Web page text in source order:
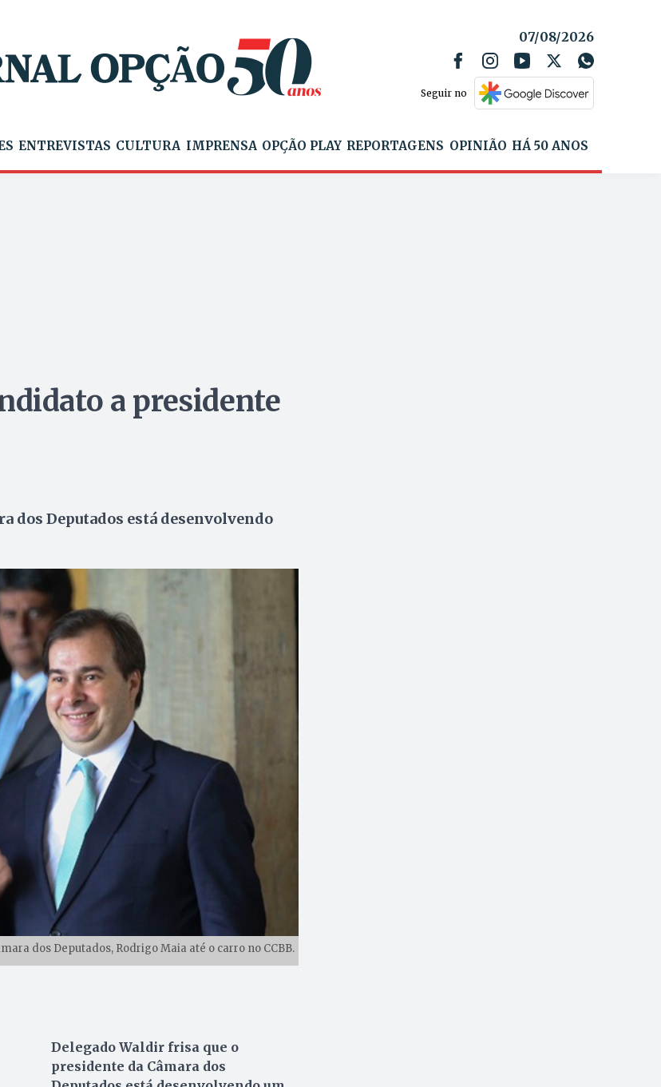
07/08/2026
Seguir no
ENTREVISTAS CULTURA IMPRENSA OPÇÃO PLAY REPORTAGENS OPINIÃO HÁ 50 ANOS
a presidente
dos Deputados está desenvolvendo
dos Deputados, Rodrigo Maia até o carro no CCBB.
Delegado Waldir frisa que o
presidente da Câmara dos